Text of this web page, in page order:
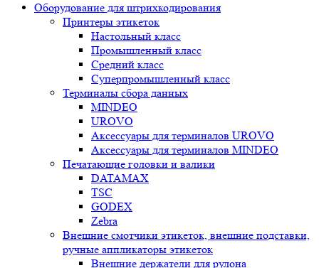
Оборудование для штрихкодирования
Принтеры этикеток
Настольный класс
Промышленный класс
Средний класс
Суперпромышленный класс
Терминалы сбора данных
MINDEO
UROVO
Аксессуары для терминалов UROVO
Аксессуары для терминалов MINDEO
Печатающие головки и валики
DATAMAX
TSC
GODEX
Zebra
Внешние смотчики этикеток, внешние подставки,
ручные аппликаторы этикеток
Внешние держатели для рулона